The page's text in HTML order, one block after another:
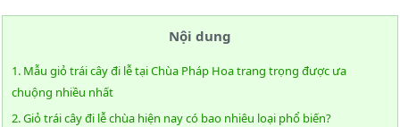
Nội dung
1. Mẫu giỏ trái cây đi lễ tại Chùa Pháp Hoa trang trọng được ưa
chuộng nhiều nhất
2. Giỏ trái cây đi lễ chùa hiện nay có bao nhiêu loại phổ biến?